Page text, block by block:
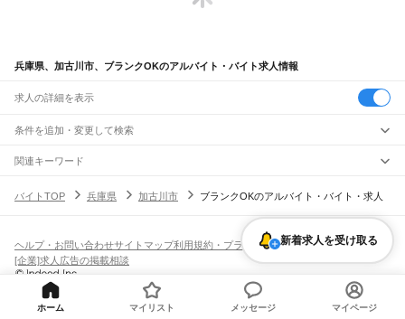
兵庫県、加古川市、ブランクOKのアルバイト・バイト求人情報
求人の詳細を表示
条件を追加・変更して検索
市区町村を追加・変更
兵庫県すべて
中央区 西区
姫路市尼崎市明石市西宮市洲本市芦屋市伊丹市 相生市
西脇市宝塚市三木市
丹波市
朝来市淡路市 たつの市
加古郡
神崎郡
佐用郡
駅を追加・変更
尼崎駅 立花駅甲子園口駅 さくら夙川駅 芦屋駅 甲南山手駅摂津本山駅住吉駅
六甲道駅 摩耶駅 灘駅 三ノ宮駅
JR神戸線(神戸～姫路)
神戸駅
鷹取駅須磨海浜公園駅 須磨駅塩屋駅 舞子駅朝霧駅
明石駅西明石駅 大久保駅魚住駅 土山駅 東加古川駅加古川駅
曽根駅
飲食・フードサービス
飲食・フードサービス
ホールスタッフ
パン屋（ベーカリー）
フードカウンター販売員
バー（BAR）・バーテンダー
飲食店補助（開店・閉店準備） 飲食店（店長・マネージャー）
特徴を追加・変更
人気
日払いOK
学生歓迎 髪型・髪色自由
ネイルOK
ピアスOK
オープニングスタッフ
留学生・外国人活躍中
雇用形態を追加・変更
アルバイト・パート
都道府県を変更
関連キーワード
兵庫県 加古川市 ドンク 兵庫県 加古川市 偶
バイトTOP 兵庫県 加古川市 ブランクOKのアルバイト・バイト・求人
新着求人を受け取る
ヘルプ・お問い合わせサイトマップ利用規約・プライバシーポリシー
[企業]求人広告の掲載相談
ホーム マイリスト メッセージ マイページ